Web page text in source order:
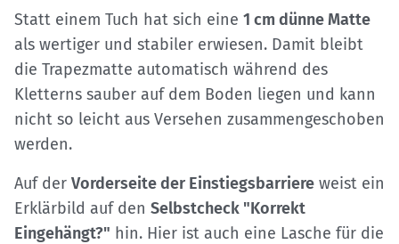
Statt einem Tuch hat sich eine 1 cm dünne Matte
als wertiger und stabiler erwiesen. Damit bleibt
die Trapezmatte automatisch während des
Kletterns sauber auf dem Boden liegen und kann
nicht so leicht aus Versehen zusammengeschoben
werden.
Auf der Vorderseite der Einstiegsbarriere weist ein
Erklärbild auf den Selbstcheck "Korrekt
Eingehängt?" hin. Hier ist auch eine Lasche für die